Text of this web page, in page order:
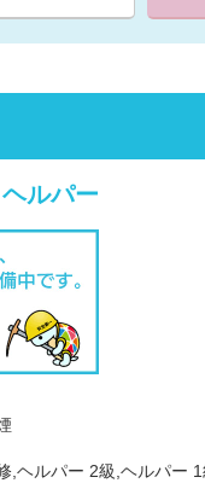
ルパー
,ヘルパー 2級,ヘルパー